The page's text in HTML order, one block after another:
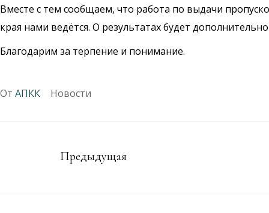
Вместе с тем сообщаем, что работа по выдачи
края нами ведётся. О результатах будет
Благодарим за терпение и понимание.
От АПКК Новости
Предыдущая